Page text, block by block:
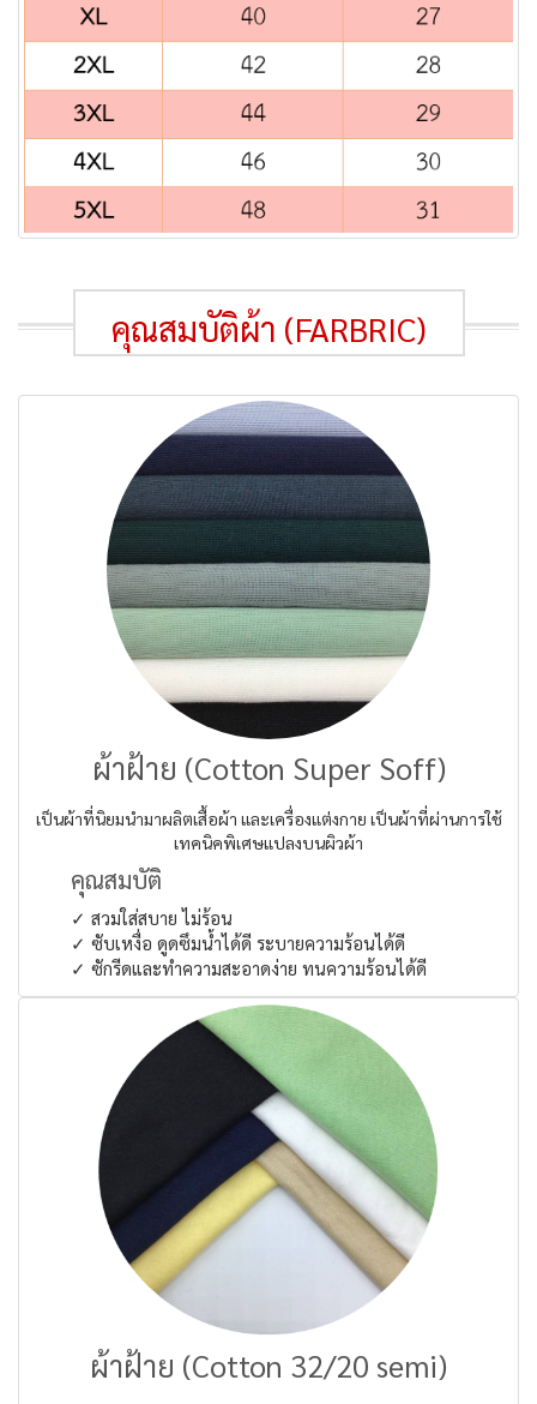
คุณสมบัติผ้า (FARBRIC)
ผ้าฝ้าย (Cotton Super Soff)
เป็นผ้าที่นิยมนำมาผลิตเสื้อผ้า และเครื่องแต่งกาย เป็นผ้าที่ผ่านการใช้
เทคนิคพิเศษแปลงบนผิวผ้า
คุณสมบัติ
✓ สวมใส่สบาย ไม่ร้อน
✓ ซับเหงื่อ ดูดซึมน้ำได้ดี ระบายความร้อนได้ดี
✓ ซักรีดและทำความสะอาดง่าย ทนความร้อนได้ดี
ผ้าฝ้าย (Cotton 32/20 semi)